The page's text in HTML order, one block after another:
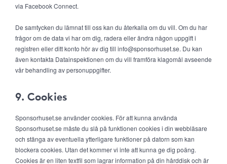
via Facebook Connect.
De samtycken du lämnat till oss kan du återkalla om du vill. Om du har
frågor om de data vi har om dig, radera eller ändra någon uppgift i
registren eller ditt konto hör av dig till info@sponsorhuset.se. Du kan
även kontakta Datainspektionen om du vill framföra klagomål avseende
vår behandling av personuppgifter.
9. Cookies
Sponsorhuset.se använder cookies. För att kunna använda
Sponsorhuset.se måste du slå på funktionen cookies i din webbläsare
och stänga av eventuella ytterligare funktioner på datorn som kan
blockera cookies. Utan det kommer vi inte att kunna ge dig poäng.
Cookies är en liten textfil som lagrar information på din hårddisk och är